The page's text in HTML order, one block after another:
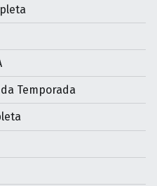
Temporada